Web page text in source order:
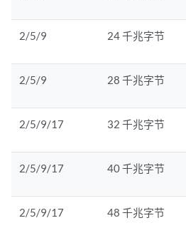
2/5/9 24 千兆字节
2/5/9 28 千兆字节
2/5/9/17 32 千兆字节
2/5/9/17 40 千兆字节
2/5/9/17 48 千兆字节